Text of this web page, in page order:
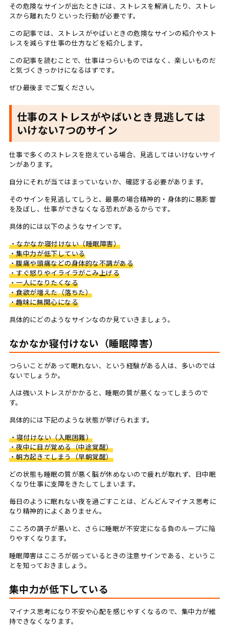
その危険なサインが出たときには、ストレスを解消したり、ストレ
スから離れたりといった行動が必要です。
この記事では、ストレスがやばいときの危険なサインの紹介やスト
レスを減らす仕事の仕方などを紹介します。
この記事を読むことで、仕事はつらいものではなく、楽しいものだ
と気づくきっかけになるはずです。
ぜひ最後までご覧ください。
仕事のストレスがやばいとき見逃しては
いけない7つのサイン
仕事で多くのストレスを抱えている場合、見逃してはいけないサイ
ンがあります。
自分にそれが当てはまっていないか、確認する必要があります。
そのサインを見逃してしうと、最悪の場合精神的・身体的に悪影響
を及ぼし、仕事ができなくなる恐れがあるからです。
具体的には以下のようなサインです。
・なかなか寝付けない（睡眠障害）
・集中力が低下している
・腹痛や頭痛などの身体的な不調がある
・すぐ怒りやイライラがこみ上げる
・一人になりたくなる
・食欲が増えた（落ちた）
・趣味に無関心になる
具体的にどのようなサインなのか見ていきましょう。
なかなか寝付けない（睡眠障害）
つらいことがあって眠れない、という経験がある人は、多いのでは
ないでしょうか。
人は強いストレスがかかると、睡眠の質が悪くなってしまうので
す。
具体的には下記のような状態が挙げられます。
・寝付けない（入眠困難）
・夜中に目が覚める（中途覚醒）
・朝方起きてしまう（早朝覚醒）
どの状態も睡眠の質が悪く脳が休めないので疲れが取れず、日中眠
くなり仕事に支障をきたしてしまいます。
毎日のように眠れない夜を過ごすことは、どんどんマイナス思考に
なり精神的によくありません。
こころの調子が悪いと、さらに睡眠が不安定になる負のループに陥
りやすくなります。
睡眠障害はこころが弱っているときの注意サインである、というこ
とを知っておきましょう。
集中力が低下している
マイナス思考になり不安や心配を感じやすくなるので、集中力が維
持できなくなります。